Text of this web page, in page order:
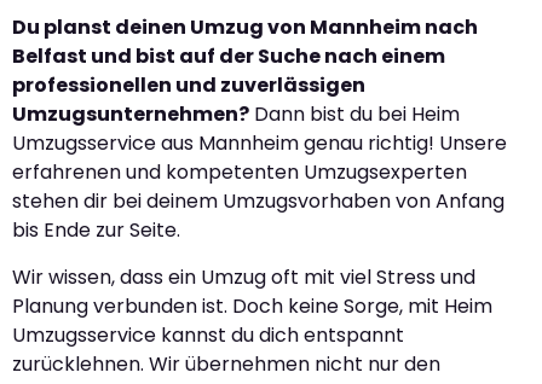
Du planst deinen Umzug von Mannheim nach
Belfast und bist auf der Suche nach einem
professionellen und zuverlässigen
Umzugsunternehmen? Dann bist du bei Heim
Umzugsservice aus Mannheim genau richtig! Unsere
erfahrenen und kompetenten Umzugsexperten
stehen dir bei deinem Umzugsvorhaben von Anfang
bis Ende zur Seite.
Wir wissen, dass ein Umzug oft mit viel Stress und
Planung verbunden ist. Doch keine Sorge, mit Heim
Umzugsservice kannst du dich entspannt
zurücklehnen. Wir übernehmen nicht nur den